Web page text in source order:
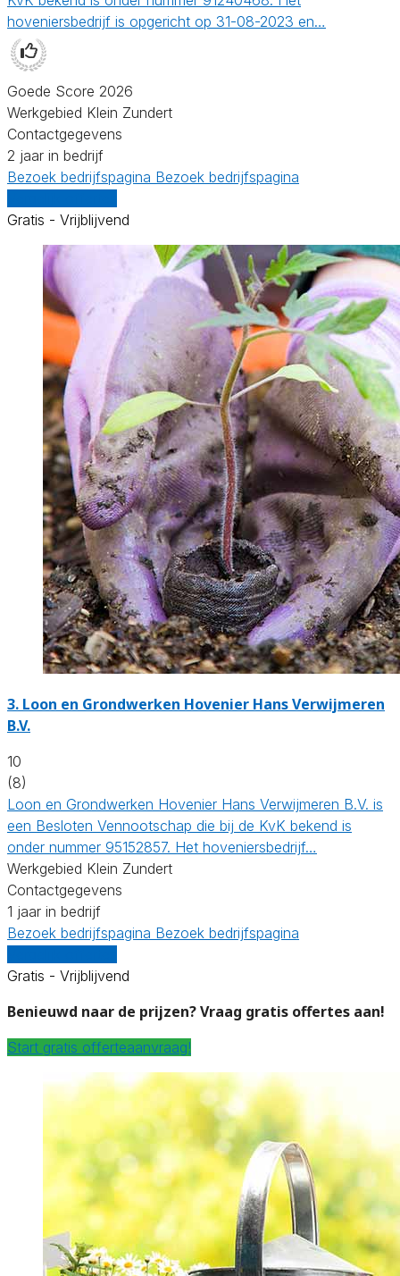
hoveniersbedrijf is opgericht op 31-08-2023 en…
Goede Score 2026
Werkgebied Klein Zundert
Contactgegevens
2 jaar in bedrijf
Bezoek bedrijfspagina Bezoek bedrijfspagina
Gratis - Vrijblijvend
3. Loon en Grondwerken Hovenier Hans Verwijmeren
B.V.
10
(8)
Loon en Grondwerken Hovenier Hans Verwijmeren B.V. is
een Besloten Vennootschap die bij de KvK bekend is
onder nummer 95152857. Het hoveniersbedrijf…
Werkgebied Klein Zundert
Contactgegevens
1 jaar in bedrijf
Bezoek bedrijfspagina Bezoek bedrijfspagina
Gratis - Vrijblijvend
Benieuwd naar de prijzen? Vraag gratis offertes aan!
Start gratis offerteaanvraag!